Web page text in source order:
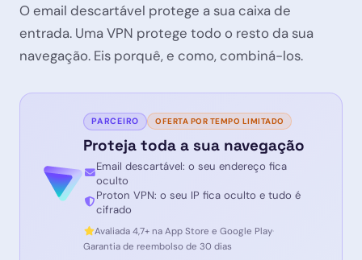
O email descartável protege a sua caixa de
entrada. Uma VPN protege todo o resto da sua
navegação. Eis porquê, e como, combiná-los.
PARCEIRO OFERTA POR TEMPO LIMITADO
Proteja toda a sua navegação
Email descartável: o seu endereço fica
oculto
Proton VPN: o seu IP fica oculto e tudo é
cifrado
Avaliada 4,7+ na App Store e Google Play·
Garantia de reembolso de 30 dias